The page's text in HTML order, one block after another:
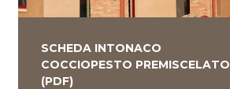
SCHEDA INTONACO
COCCIOPESTO PREMISCELATO
(PDF)